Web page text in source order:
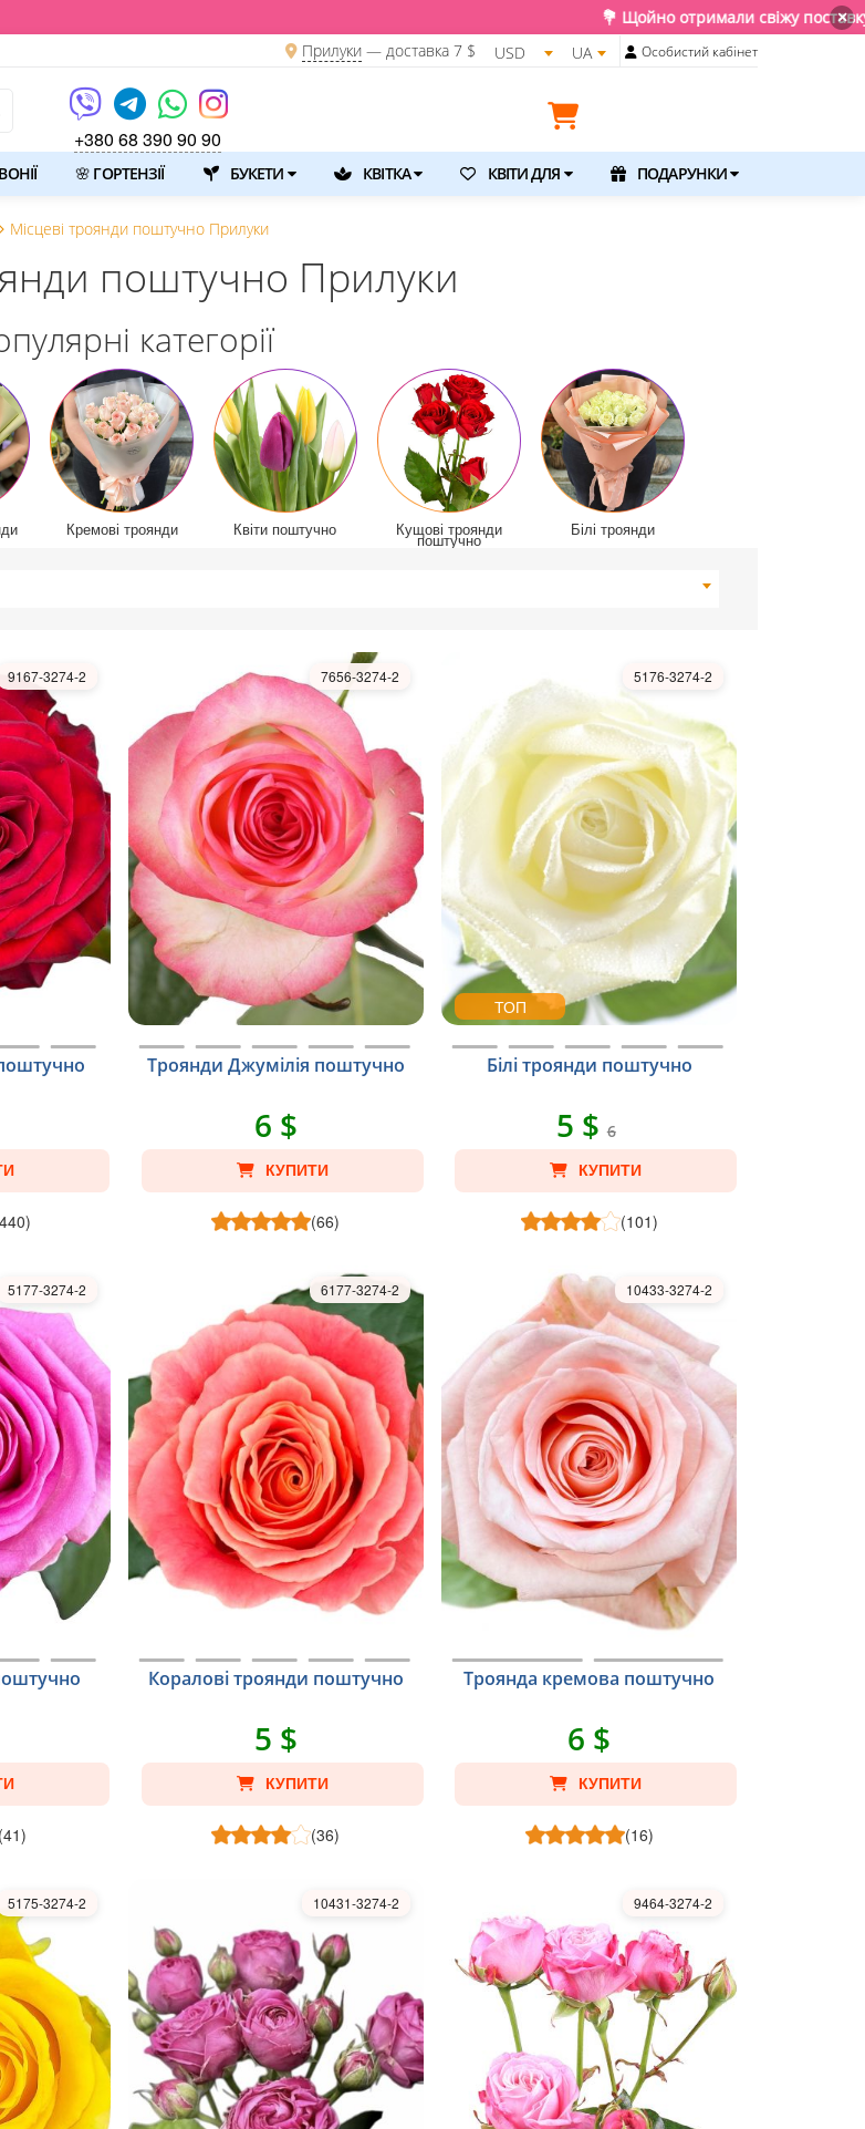
💐 Щойно отримали свіжу поставку. Подаруйте квіти та емоції,
×
Прилуки— доставка 7 $ USD UA Особистий кабінет
+380 68 390 90 90
🌸 ГОРТЕНЗІЇ БУКЕТИ КВІТКА КВІТИ ДЛЯ ПОДАРУНКИ
Місцеві троянди поштучно Прилуки
поштучно Прилуки
категорії
Кремові троянди Квіти поштучно Кущові троянди
поштучно
Білі троянди
9167-3274-2
Троянди Джумілія поштучно
7656-3274-2
6 $
КУПИТИ
(66)
ТОП
Білі троянди поштучно
5176-3274-2
5 $6
КУПИТИ
(101)
5177-3274-2
(41)
Коралові троянди поштучно
6177-3274-2
5 $
КУПИТИ
(36)
Троянда кремова поштучно
10433-3274-2
6 $
КУПИТИ
(16)
5175-3274-2 10431-3274-2 9464-3274-2